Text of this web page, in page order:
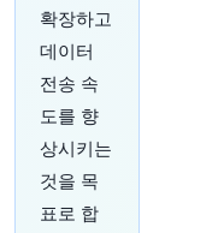
확장하고
데이터
전송 속
도를 향
상시키는
것을 목
표로 합